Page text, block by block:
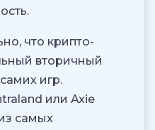
что крипто-
вторичный
игр.
или Axie
самых